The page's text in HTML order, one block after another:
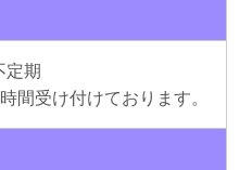
定期
間受け付けております。